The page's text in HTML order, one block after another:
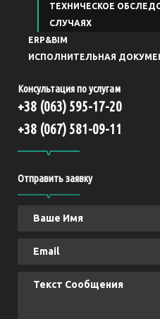
ТЕХНИЧЕСКОЕ
СЛУЧАЯХ
ERP&BIM
ИСПОЛНИТЕЛЬНАЯ
Консультация по услугам
+38 (063) 595-17-20
+38 (067) 581-09-11
Отправить заявку